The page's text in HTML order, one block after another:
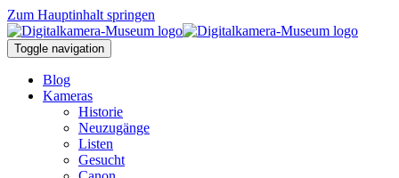
Zum Hauptinhalt springen
Toggle navigation
Blog
Kameras
Historie
Neuzugänge
Listen
Gesucht